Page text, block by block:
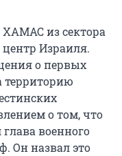
из сектора
центр Израиля.
о первых
территорию
о том, что
военного
Он назвал это